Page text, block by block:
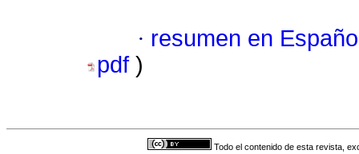
· resumen en
pdf )
Todo el contenido de esta revista,